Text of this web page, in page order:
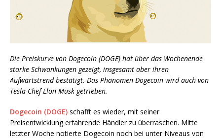
Die Preiskurve von Dogecoin (DOGE) hat über das Wochenende
starke Schwankungen gezeigt, insgesamt aber ihren
Aufwärtstrend bestätigt. Das Phänomen Dogecoin wird auch von
Tesla-Chef Elon Musk getrieben.
Dogecoin (DOGE) schafft es wieder, mit seiner
Preisentwicklung erfahrende Händler zu überraschen. Mitte
letzter Woche notierte Dogecoin noch bei unter Niveaus von